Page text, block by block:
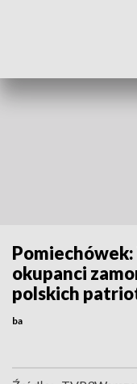
okupanci
polskich
ba